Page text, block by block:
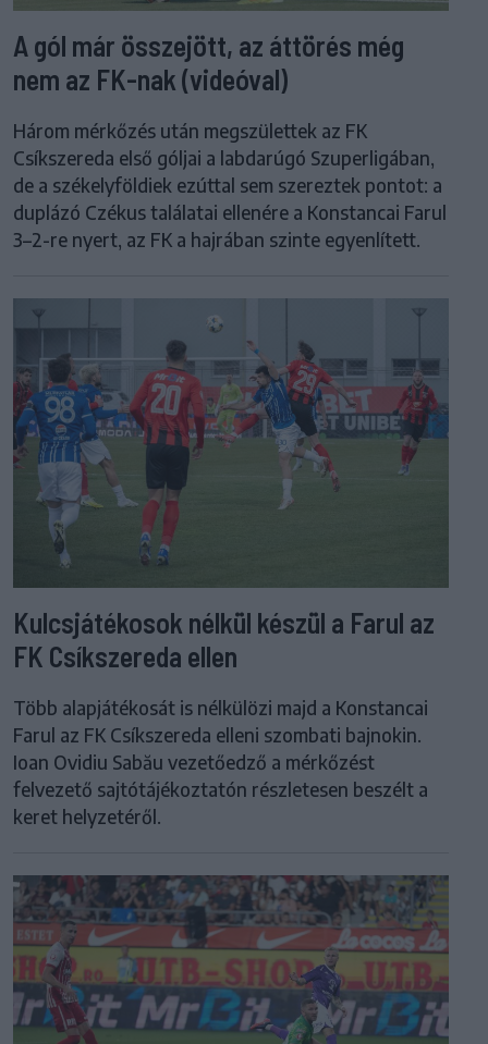
A gól már összejött, az áttörés még
nem az FK-nak (videóval)
Három mérkőzés után megszülettek az FK
Csíkszereda első góljai a labdarúgó Szuperligában,
de a székelyföldiek ezúttal sem szereztek pontot: a
duplázó Czékus találatai ellenére a Konstancai Farul
3–2-re nyert, az FK a hajrában szinte egyenlített.
Kulcsjátékosok nélkül készül a Farul az
FK Csíkszereda ellen
Több alapjátékosát is nélkülözi majd a Konstancai
Farul az FK Csíkszereda elleni szombati bajnokin.
Ioan Ovidiu Sabău vezetőedző a mérkőzést
felvezető sajtótájékoztatón részletesen beszélt a
keret helyzetéről.